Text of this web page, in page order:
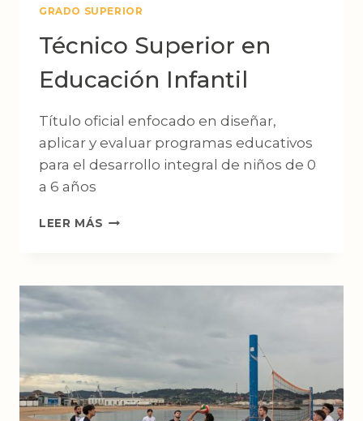
GRADO SUPERIOR
Técnico Superior en
Educación Infantil
Título oficial enfocado en diseñar,
aplicar y evaluar programas educativos
para el desarrollo integral de niños de 0
a 6 años
LEER MÁS TÉCNICO
INFANTIL